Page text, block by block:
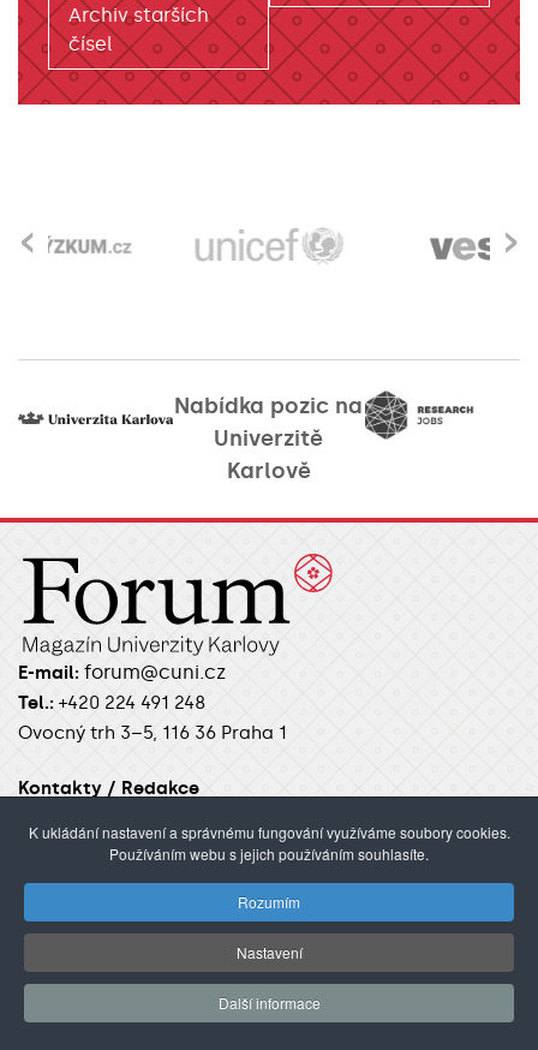
Archiv starších
čísel
›
‹
Nabídka pozic na
Univerzitě
Karlově
E-mail: forum@cuni.cz
Tel.: +420 224 491 248
Ovocný trh 3–5, 116 36 Praha 1
Kontakty / Redakce
RUBRIKY
Studenti
K ukládání nastavení a správnému fungování využíváme soubory cookies.
Používáním webu s jejich používáním souhlasíte.
Rozumím
Nastavení
Další informace